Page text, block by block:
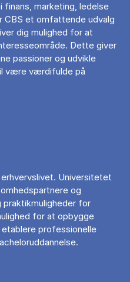
finans, marketing, ledelse
CBS et omfattende udvalg
dig mulighed for at
Dette giver
passioner og udvikle
være værdifulde på
Universitetet
og
for
for at opbygge
professionelle